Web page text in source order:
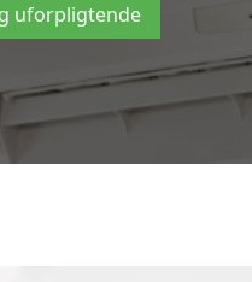
uforpligtende